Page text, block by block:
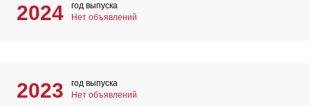
2024
год выпуска
Нет объявлений
2023
год выпуска
Нет объявлений